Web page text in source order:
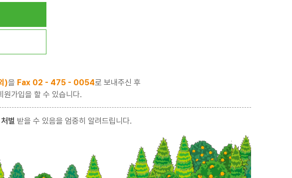
)을 Fax 02 - 475 - 0054로 보내주신 후
원가입을 할 수 있습니다.
벌 받을 수 있음을 엄중히 알려드립니다.